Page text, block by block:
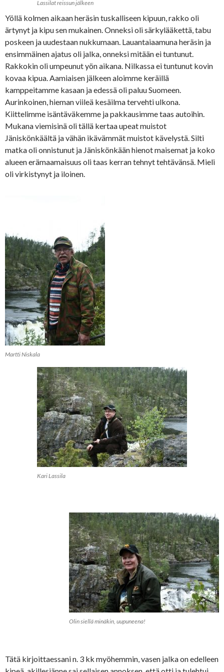
Lassilat reissun jälkeen
Yöllä kolmen aikaan heräsin tuskalliseen kipuun, rakko oli
ärtynyt ja kipu sen mukainen. Onneksi oli särkylääkettä, tabu
poskeen ja uudestaan nukkumaan. Lauantaiaamuna heräsin ja
ensimmäinen ajatus oli jalka, onneksi mitään ei tuntunut.
Rakkokin oli umpeunut yön aikana. Nilkassa ei tuntunut kovin
kovaa kipua. Aamiaisen jälkeen aloimme keräillä
kamppeitamme kasaan ja edessä oli paluu Suomeen.
Aurinkoinen, hieman viileä kesäilma tervehti ulkona.
Kiittelimme isäntäväkemme ja pakkausimme taas autoihin.
Mukana viemisinä oli tällä kertaa upeat muistot
Jäniskönkäältä ja vähän ikävämmät muistot kävelystä. Silti
matka oli onnistunut ja Jäniskönkään hienot maisemat ja koko
alueen erämaamaisuus oli taas kerran tehnyt tehtävänsä. Mieli
oli virkistynyt ja iloinen.
Martti Niskala
Kari Lassila
Olin siellä minäkin, uupuneena!
Tätä kirjoittaessani n. 3 kk myöhemmin, vasen jalka on edelleen